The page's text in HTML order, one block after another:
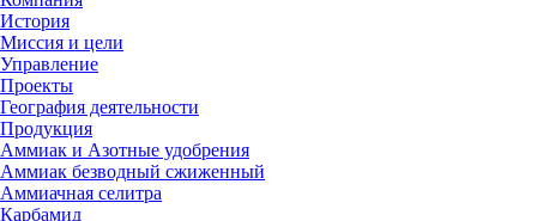
История
Миссия и цели
Управление
Проекты
География деятельности
Продукция
Аммиак и Азотные удобрения
Аммиак безводный сжиженный
Аммиачная селитра
Карбамид